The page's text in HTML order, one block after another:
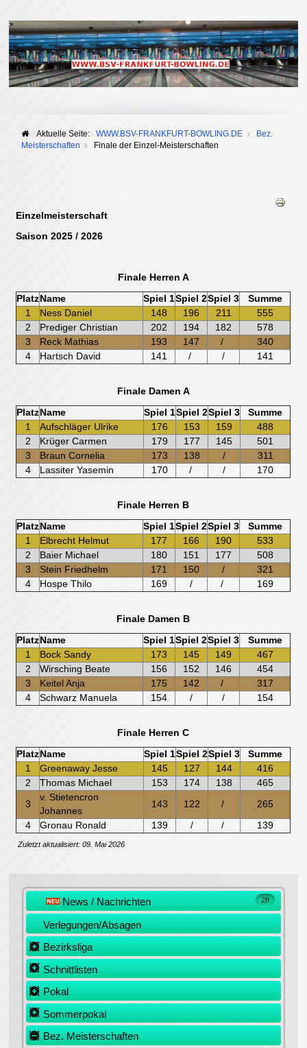
Aktuelle Seite:WWW.BSV-FRANKFURT-BOWLING.DE
Bez.
Meisterschaften
Finale der Einzel-Meisterschaften
Einzelmeisterschaft
Saison 2025 / 2026
Finale Herren A
PlatzName Spiel 1Spiel 2Spiel 3
Summe
1
Ness Daniel 148 196 211
555
2
Prediger Christian 202 194 182
578
3
Reck Mathias 193 147 /
340
4
Hartsch David 141 / / 141
Finale Damen A
PlatzName Spiel 1Spiel 2Spiel 3
Summe
1
Aufschläger Ulrike 176 153 159
488
2
Krüger Carmen 179 177 145
501
3
Braun Cornelia 173 138 /
311
4
Lassiter Yasemin 170 / / 170
Finale Herren B
PlatzName Spiel 1Spiel 2Spiel 3
Summe
1
Elbrecht Helmut 177 166 190
533
2
Baier Michael 180 151 177
508
3
Stein Friedhelm 171 150 /
321
4
Hospe Thilo 169 / / 169
Finale Damen B
PlatzName Spiel 1Spiel 2Spiel 3
Summe
1
Bock Sandy 173 145 149
467
2
Wirsching Beate 156 152 146
454
3
Keitel Anja 175 142 /
317
4
Schwarz Manuela 154 / / 154
Finale Herren C
PlatzName Spiel 1Spiel 2Spiel 3
Summe
1
Greenaway Jesse 145 127 144
416
2
Thomas Michael 153 174 138 465
3
v. Stietencron
Johannes
143 122 / 265
4 Gronau Ronald 139 / / 139
Zuletzt aktualisiert: 09. Mai 2026
28
News / Nachrichten
Verlegungen/Absagen
Bezirksliga
Schnittlisten
Pokal
Sommerpokal
Bez. Meisterschaften